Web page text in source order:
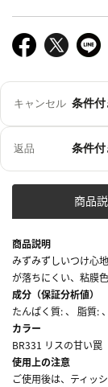
キャンセル 条件
返品 条件
商品
商品説明
みずみずしいつけ心
が落ちにくい、粘膜
成分（保証分析値）
たんぱく質: 、 脂質:
カラー
BR331 リスの甘い罠
使用上の注意
ご使用後は、ティッ